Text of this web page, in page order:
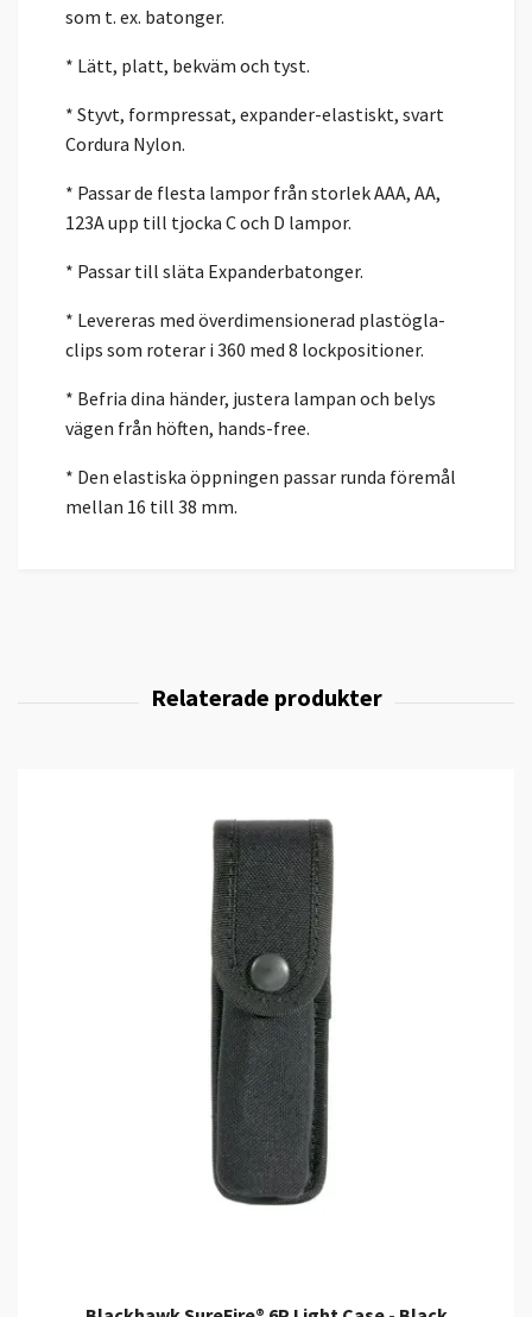
som t. ex. batonger.
* Lätt, platt, bekväm och tyst.
* Styvt, formpressat, expander-elastiskt, svart
Cordura Nylon.
* Passar de flesta lampor från storlek AAA, AA,
123A upp till tjocka C och D lampor.
* Passar till släta Expanderbatonger.
* Levereras med överdimensionerad plastögla-
clips som roterar i 360 med 8 lockpositioner.
* Befria dina händer, justera lampan och belys
vägen från höften, hands-free.
* Den elastiska öppningen passar runda föremål
mellan 16 till 38 mm.